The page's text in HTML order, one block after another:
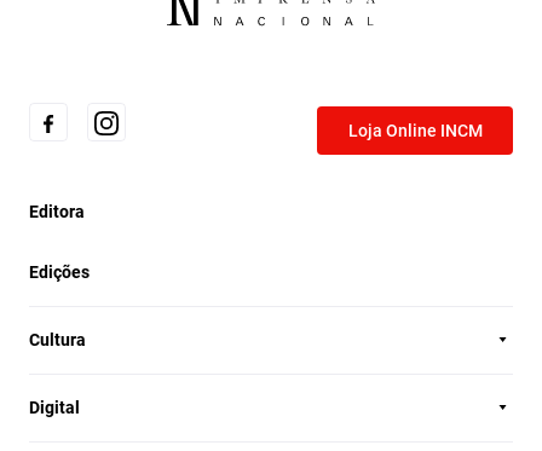
Loja Online INCM
Editora
Edições
Cultura
Digital